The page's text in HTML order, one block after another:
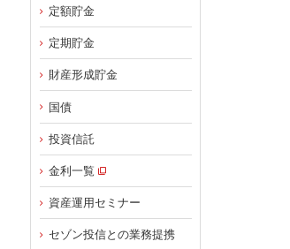
定額貯金
定期貯金
財産形成貯金
国債
投資信託
金利一覧
資産運用セミナー
セゾン投信との業務提携